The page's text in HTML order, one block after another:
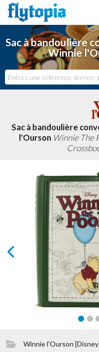
Sac à bandoulière
Winnie
Sac à bandoulière
l'Ourson Winnie The
Winnie l'Ourson